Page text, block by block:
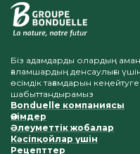
Біз адамдарды олардың
ғаламшардың денсаулығы
өсімдік тағамдарын кеңейтуге
шабыттандырамыз
Bonduelle компаниясы
Өнімдер
Әлеуметтік жобалар
Кәсіпқойлар үшін
Рецепттер